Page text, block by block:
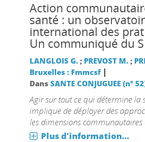
Action
santé : un
international des
Un communiqué du
LANGLOIS G.; PREVOST M.;
Bruxelles : Fmmcsf|
Dans SANTE CONJUGUEE (n°
Agir sur tout ce qui détermine la
implique de déployer des
les dimensions
Plus d'information...